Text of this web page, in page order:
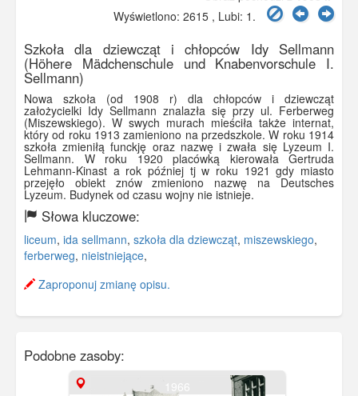
Wyświetlono: 2615 , Lubi: 1 .
Szkoła dla dziewcząt i chłopców Idy Sellmann
(Höhere Mädchenschule und Knabenvorschule I.
Sellmann)
Nowa szkoła (od 1908 r) dla chłopców i dziewcząt
założycielki Idy Sellmann znalazła się przy ul. Ferberweg
(Miszewskiego). W swych murach mieściła także internat,
który od roku 1913 zamieniono na przedszkole. W roku 1914
szkoła zmieniłą funckję oraz nazwę i zwała się Lyzeum I.
Sellmann. W roku 1920 placówką kierowała Gertruda
Lehmann-Kinast a rok później tj w roku 1921 gdy miasto
przejęło obiekt znów zmieniono nazwę na Deutsches
Lyzeum. Budynek od czasu wojny nie istnieje.
Słowa kluczowe:
liceum, ida sellmann, szkoła dla dziewcząt, miszewskiego,
ferberweg, nieistniejące,
Zaproponuj zmianę opisu.
Podobne zasoby:
1966